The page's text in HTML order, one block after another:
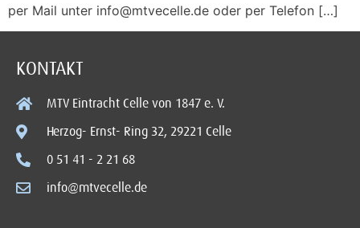
per Mail unter info@mtvecelle.de oder per Telefon […]
KONTAKT
MTV Eintracht Celle von 1847 e. V.
Herzog- Ernst- Ring 32, 29221 Celle
0 51 41 - 2 21 68
info@mtvecelle.de